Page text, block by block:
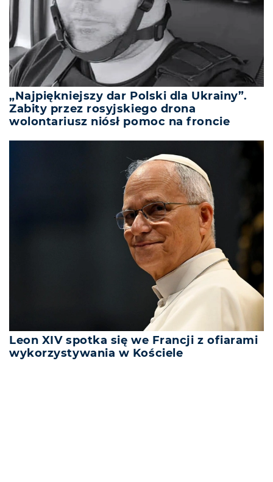
„Najpiękniejszy dar Polski dla Ukrainy”.
Zabity przez rosyjskiego drona
wolontariusz niósł pomoc na froncie
Leon XIV spotka się we Francji z ofiarami
wykorzystywania w Kościele